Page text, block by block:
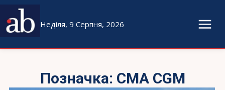
Неділя, 9 Серпня, 2026
Позначка: CMA CGM